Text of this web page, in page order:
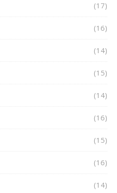
(17)
(16)
(14)
(15)
(14)
(16)
(15)
(16)
(14)